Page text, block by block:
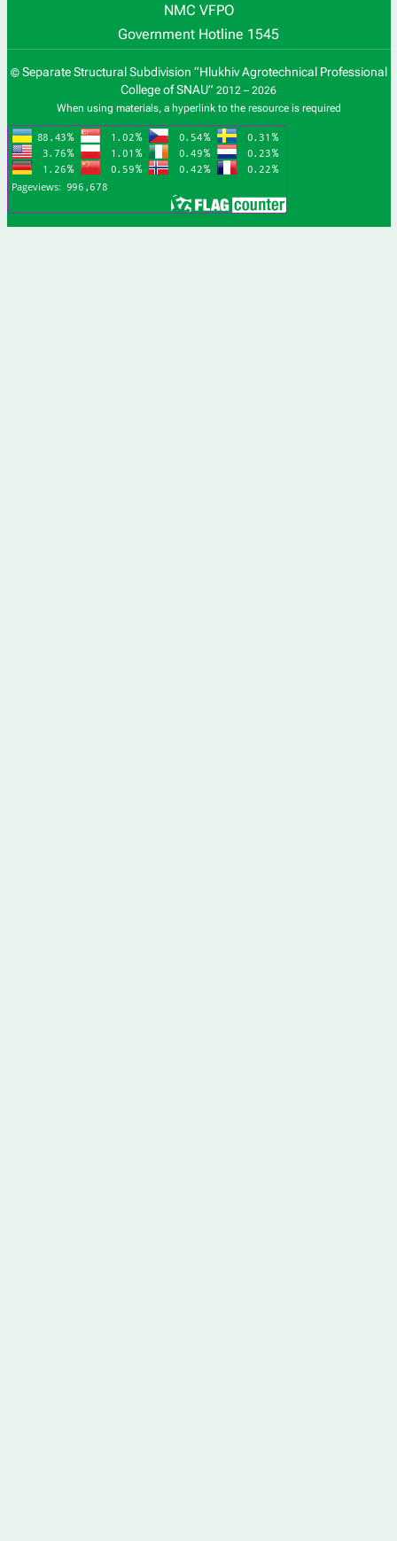
NMC VFPO
Government Hotline 1545
© Separate Structural Subdivision “Hlukhiv Agrotechnical Professional
College of SNAU” 2012 – 2026
When using materials, a hyperlink to the resource is required